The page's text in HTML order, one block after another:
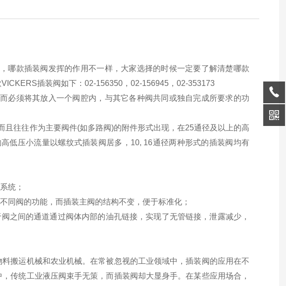
哪款插装阀发挥的作用不一样，大家选择的时候一定要了解清楚哪款
插装阀如下：02-156350，02-156945，02-353173
必须将其放入一个阀腔内，与其它各种阀共同或独自完成所要求的功
往往作为主要阀件(如多路阀)的附件形式出现，在25通径及以上的高
低压小流量以螺纹式插装阀居多，10, 16通径两种形式的插装阀均有
统；
同阀的功能，而插装主阀的结构不变，便于标准化；
之间的通道通过阀体内部的油孔链接，实现了无管链接，泄露减少，
搬运机械和农业机械。在常被忽视的工业领域中，插装阀的应用在不
传统工业液压阀束手无策，而插装阀却大显身手。在某些应用场合，